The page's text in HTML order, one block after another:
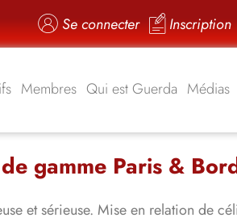
Se connecter Inscription
Membres Qui est Guerda Médias
gamme Paris &
et sérieuse. Mise en relation de